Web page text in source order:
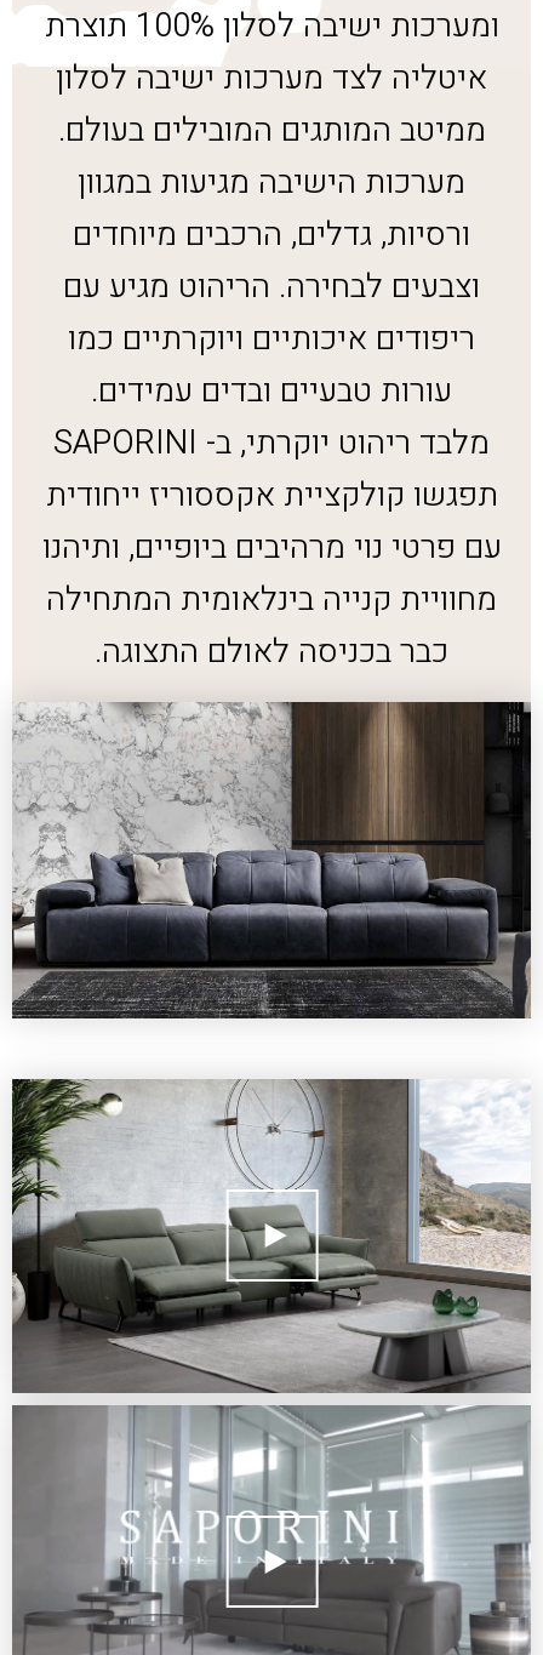
ומערכות ישיבה לסלון 100% תוצרת
איטליה לצד מערכות ישיבה לסלון
ממיטב המותגים המובילים בעולם.
מערכות הישיבה מגיעות במגוון
ורסיות, גדלים, הרכבים מיוחדים
וצבעים לבחירה. הריהוט מגיע עם
ריפודים איכותיים ויוקרתיים כמו
עורות טבעיים ובדים עמידים.
מלבד ריהוט יוקרתי, ב- SAPORINI
תפגשו קולקציית אקססוריז ייחודית
עם פרטי נוי מרהיבים ביופיים, ותיהנו
מחוויית קנייה בינלאומית המתחילה
כבר בכניסה לאולם התצוגה.